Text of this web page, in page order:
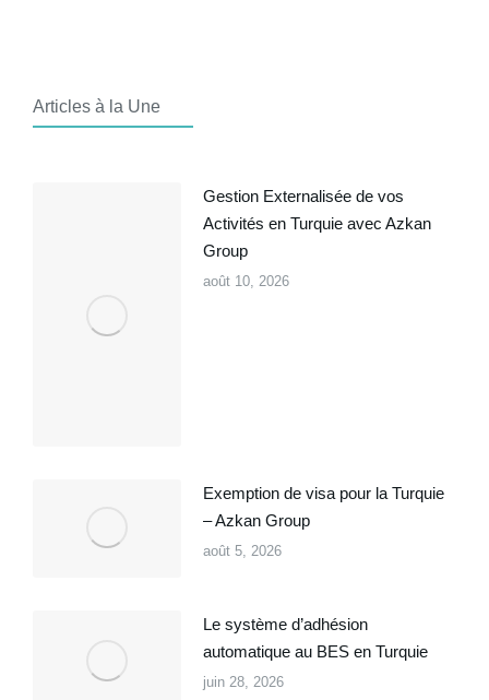
Articles à la Une
Gestion Externalisée de vos
Activités en Turquie avec Azkan
Group
août 10, 2026
Exemption de visa pour la Turquie
– Azkan Group
août 5, 2026
Le système d’adhésion
automatique au BES en Turquie
juin 28, 2026